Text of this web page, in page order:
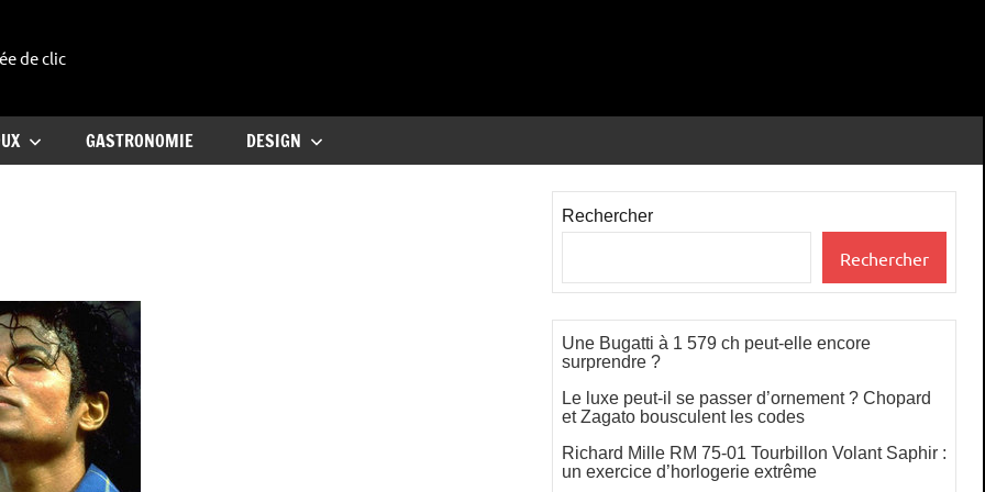
de clic
GASTRONOMIE DESIGN
Rechercher
Rechercher
Une Bugatti à 1 579 ch peut-elle encore
surprendre ?
Le luxe peut-il se passer d’ornement ? Chopard
et Zagato bousculent les codes
Richard Mille RM 75-01 Tourbillon Volant Saphir :
un exercice d’horlogerie extrême